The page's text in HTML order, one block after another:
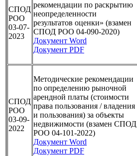
СПОД
РОО
03-07-
2023
рекомендации по раскрытию
неопределенности
результатов оценки» (взамен
СПОД РОО 04-090-2020)
Документ Word
Документ PDF
СПОД
РОО
03-09-
2022
Методические рекомендации
по определению рыночной
арендной платы (стоимости
права пользования / владения
и пользования) за объекты
недвижимости (взамен СПОД
РОО 04-101-2022)
Документ Word
Документ PDF